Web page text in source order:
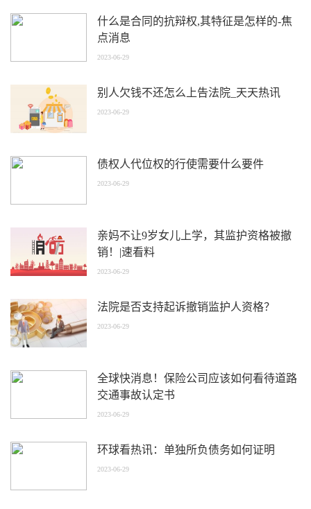
什么是合同的抗辩权,其特征是怎样的-焦
点消息
2023-06-29
别人欠钱不还怎么上告法院_天天热讯
2023-06-29
债权人代位权的行使需要什么要件
2023-06-29
亲妈不让9岁女儿上学，其监护资格被撤
销！|速看料
2023-06-29
法院是否支持起诉撤销监护人资格？
2023-06-29
全球快消息！保险公司应该如何看待道路
交通事故认定书
2023-06-29
环球看热讯：单独所负债务如何证明
2023-06-29